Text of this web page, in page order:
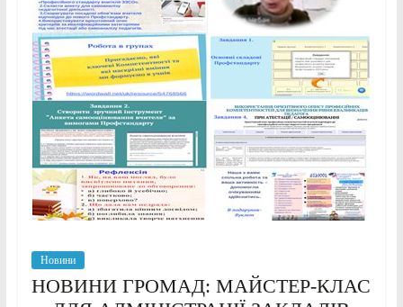
Новини
НОВИНИ ГРОМАД: МАЙСТЕР-КЛАС